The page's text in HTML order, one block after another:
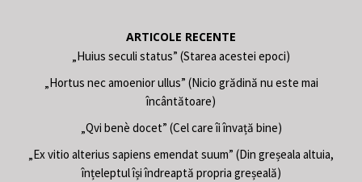
ARTICOLE RECENTE
„Huius seculi status” (Starea acestei epoci)
„Hortus nec amoenior ullus” (Nicio grădină nu este mai
încântătoare)
„Qvi benè docet” (Cel care îi învață bine)
„Ex vitio alterius sapiens emendat suum” (Din greșeala altuia,
înțeleptul își îndreaptă propria greșeală)